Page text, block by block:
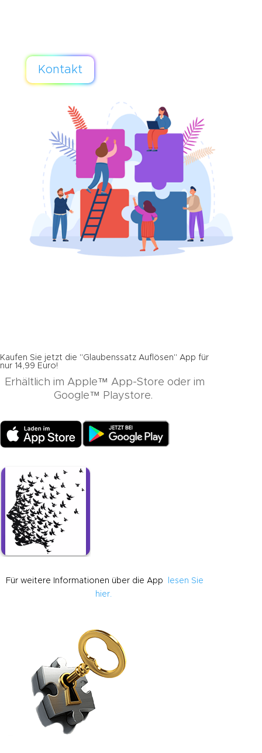
Kontakt
Kaufen Sie jetzt die "Glaubenssatz Auflösen" App für
nur 14,99 Euro!
Erhältlich im Apple™ App-Store oder im
Google™ Playstore.
Für weitere Informationen über die App
lesen Sie
hier.